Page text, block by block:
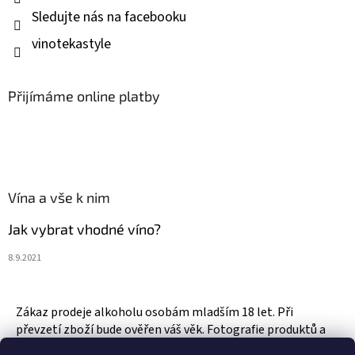
Sledujte nás na facebooku
vinotekastyle
Přijímáme online platby
Vína a vše k nim
Jak vybrat vhodné víno?
8.9.2021
Zákaz prodeje alkoholu osobám mladším 18 let. Při
převzetí zboží bude ověřen váš věk. Fotografie produktů a